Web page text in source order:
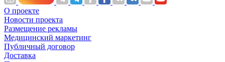
О проекте
Новости проекта
Размещение рекламы
Медицинский маркетинг
Публичный договор
Доставка